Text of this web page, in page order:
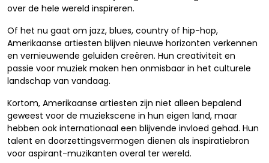
over de hele wereld inspireren.
Of het nu gaat om jazz, blues, country of hip-hop,
Amerikaanse artiesten blijven nieuwe horizonten verkennen
en vernieuwende geluiden creëren. Hun creativiteit en
passie voor muziek maken hen onmisbaar in het culturele
landschap van vandaag.
Kortom, Amerikaanse artiesten zijn niet alleen bepalend
geweest voor de muziekscene in hun eigen land, maar
hebben ook internationaal een blijvende invloed gehad. Hun
talent en doorzettingsvermogen dienen als inspiratiebron
voor aspirant-muzikanten overal ter wereld.